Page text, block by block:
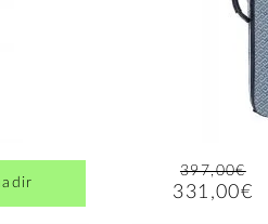
397,00€
331,00€